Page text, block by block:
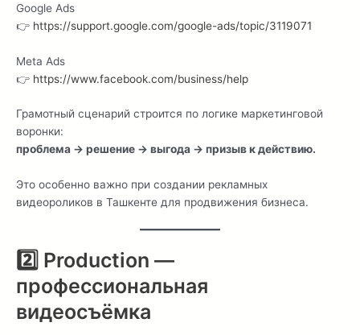
Google Ads
👉 https://support.google.com/google-ads/topic/3119071
Meta Ads
👉 https://www.facebook.com/business/help
Грамотный сценарий строится по логике маркетинговой
воронки:
проблема → решение → выгода → призыв к действию.
Это особенно важно при создании рекламных
видеороликов в Ташкенте для продвижения бизнеса.
2️⃣ Production —
профессиональная
видеосъёмка